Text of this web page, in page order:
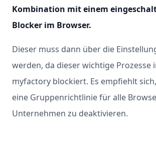
Kombination mit einem
Blocker im Browser.
Dieser muss dann über die
werden, da dieser wichtige Prozesse
myfactory blockiert. Es empfiehlt
eine Gruppenrichtlinie für alle
Unternehmen zu deaktivieren.